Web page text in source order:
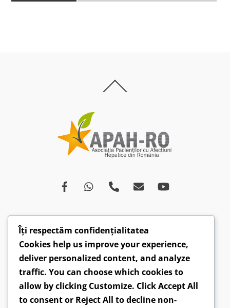
To
Despre Afecțiuni
Campanii
Drepturi
Susținători Opinii
Video
Articole
Comunicate
CONTACT: hepatobv@gmail.com | 0721 304 160 |
Faceboook.com/hepatoromania |GDPR
Îți respectăm confidențialitatea
Cookies help us improve your experience,
deliver personalized content, and analyze
traffic. You can choose which cookies to
allow by clicking Customize. ClickAccept All
to consent or Reject All to decline non-